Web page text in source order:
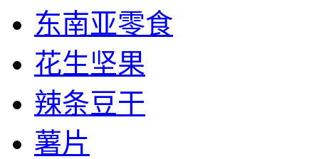
东南亚零食
花生坚果
辣条豆干
薯片